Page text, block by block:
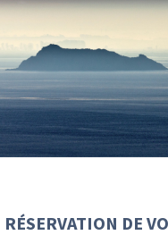
RÉSERVATION DE